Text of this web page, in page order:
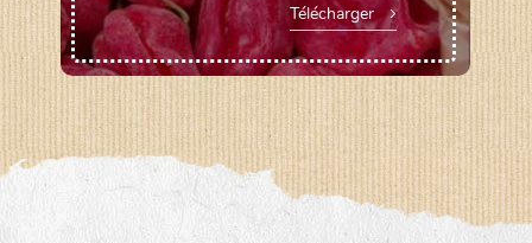
Télécharger